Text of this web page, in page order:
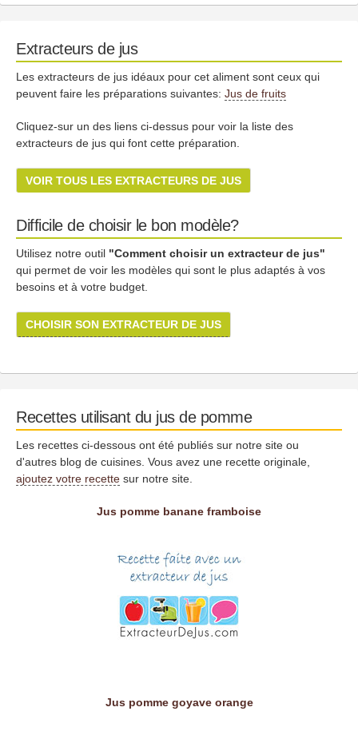
Extracteurs de jus
Les extracteurs de jus idéaux pour cet aliment sont ceux qui
peuvent faire les préparations suivantes: Jus de fruits
Cliquez-sur un des liens ci-dessus pour voir la liste des
extracteurs de jus qui font cette préparation.
VOIR TOUS LES EXTRACTEURS DE JUS
Difficile de choisir le bon modèle?
Utilisez notre outil "Comment choisir un extracteur de jus"
qui permet de voir les modèles qui sont le plus adaptés à vos
besoins et à votre budget.
CHOISIR SON EXTRACTEUR DE JUS
Recettes utilisant du jus de pomme
Les recettes ci-dessous ont été publiés sur notre site ou
d'autres blog de cuisines. Vous avez une recette originale,
ajoutez votre recette sur notre site.
Jus pomme banane framboise
Jus pomme goyave orange